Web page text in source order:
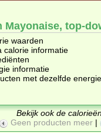
Mayonaise, top-
waarden
calorie informatie
informatie
met dezelfde
Bekijk ook de
Geen producten meer |